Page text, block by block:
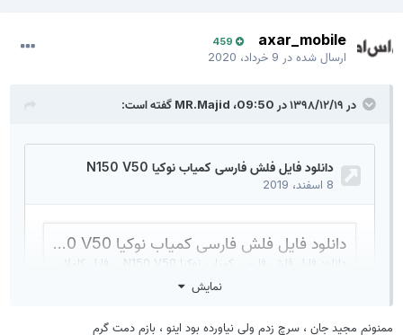
axar_mobile
459
ارسال شده در9 خرداد، 2020
در ۱۳۹۸/۱۲/۱۹ در 09:50، MR.Majidگفته است:
نمایش
ممنونم مجید جان ، سرچ زدم ولی نیاورده بود اینو ، بازم دمت گرم